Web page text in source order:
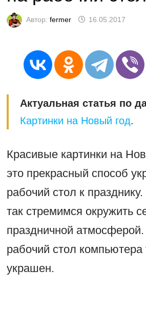
Автор: fermer 16.05.2017
Актуальная статья по
Картинки на Новый год.
Красивые картинки на
это прекрасный способ
рабочий стол к
так стремимся окружить
праздничной
рабочий стол компьютера
украшен.